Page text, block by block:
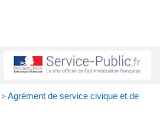
> Agrément de service civique et de